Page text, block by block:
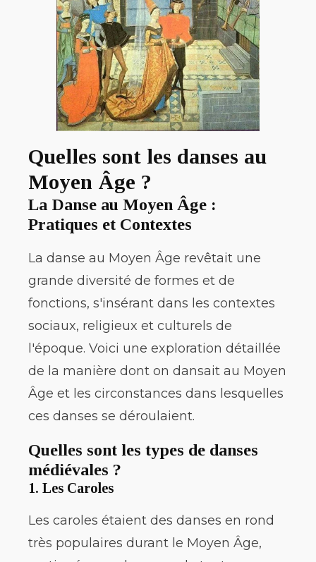
Quelles sont les danses au
Moyen Âge ?
La Danse au Moyen Âge :
Pratiques et Contextes
La danse au Moyen Âge revêtait une
grande diversité de formes et de
fonctions, s'insérant dans les contextes
sociaux, religieux et culturels de
l'époque. Voici une exploration détaillée
de la manière dont on dansait au Moyen
Âge et les circonstances dans lesquelles
ces danses se déroulaient.
Quelles sont les types de danses
médiévales ?
1. Les Caroles
Les caroles étaient des danses en rond
très populaires durant le Moyen Âge,